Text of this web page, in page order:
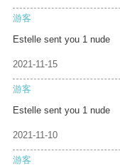
游客
Estelle sent you 1 nude
2021-11-15
游客
Estelle sent you 1 nude
2021-11-10
游客